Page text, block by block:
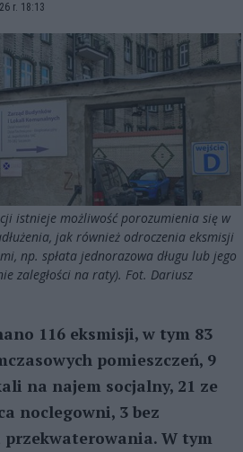
r. 18:13
istnieje możliwość porozumienia się w
jak również odroczenia eksmisji
np. spłata jednorazowa długu lub jego
zaległości na raty). Fot. Dariusz
116 eksmisji, w tym 83
pomieszczeń, 9
na najem socjalny, 21 ze
noclegowni, 3 bez
W tym